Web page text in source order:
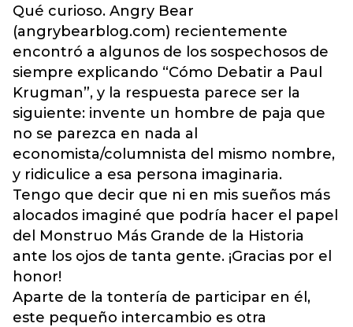
Qué curioso. Angry Bear
(angrybearblog.com) recientemente
encontró a algunos de los sospechosos de
siempre explicando “Cómo Debatir a Paul
Krugman”, y la respuesta parece ser la
siguiente: invente un hombre de paja que
no se parezca en nada al
economista/columnista del mismo nombre,
y ridiculice a esa persona imaginaria.
Tengo que decir que ni en mis sueños más
alocados imaginé que podría hacer el papel
del Monstruo Más Grande de la Historia
ante los ojos de tanta gente. ¡Gracias por el
honor!
Aparte de la tontería de participar en él,
este pequeño intercambio es otra